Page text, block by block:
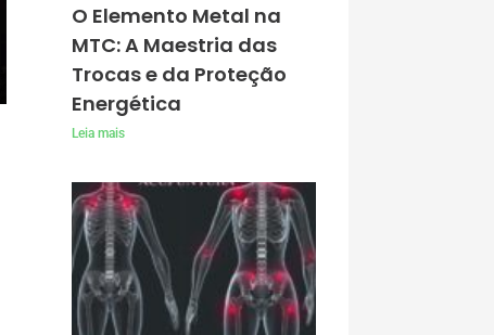
O Elemento Metal na
MTC: A Maestria das
Trocas e da Proteção
Energética
Leia mais